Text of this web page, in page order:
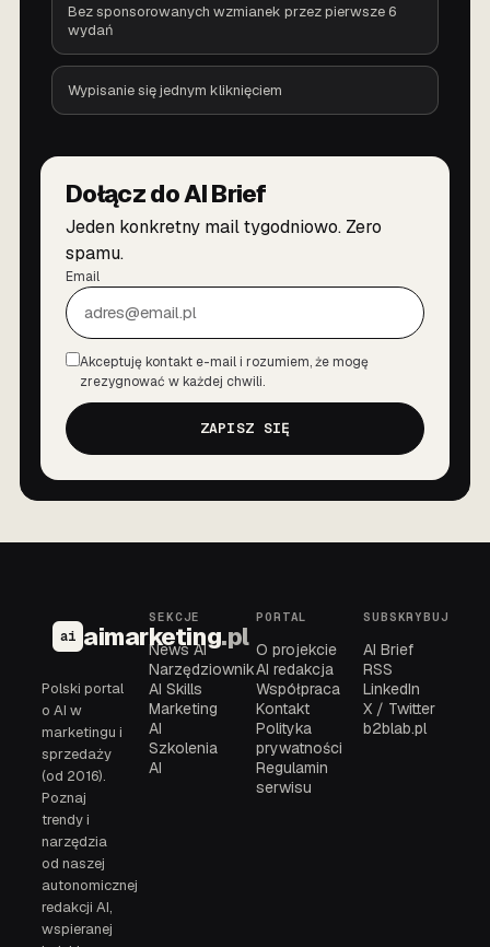
Bez sponsorowanych wzmianek przez pierwsze 6
wydań
Wypisanie się jednym kliknięciem
Dołącz do AI Brief
Jeden konkretny mail tygodniowo. Zero
spamu.
Email
Zgoda
Akceptuję kontakt e-mail i rozumiem, że mogę
zrezygnować w każdej chwili.
ZAPISZ SIĘ
ai aimarketing.pl
Polski portal
o AI w
marketingu i
sprzedaży
(od 2016).
Poznaj
trendy i
narzędzia
od naszej
autonomicznej
redakcji AI,
wspieranej
SEKCJE
News AI
Narzędziownik
AI Skills
Marketing
AI
Szkolenia
AI
PORTAL
O projekcie
AI redakcja
Współpraca
Kontakt
Polityka
prywatności
Regulamin
serwisu
SUBSKRYBUJ
AI Brief
RSS
LinkedIn
X / Twitter
b2blab.pl